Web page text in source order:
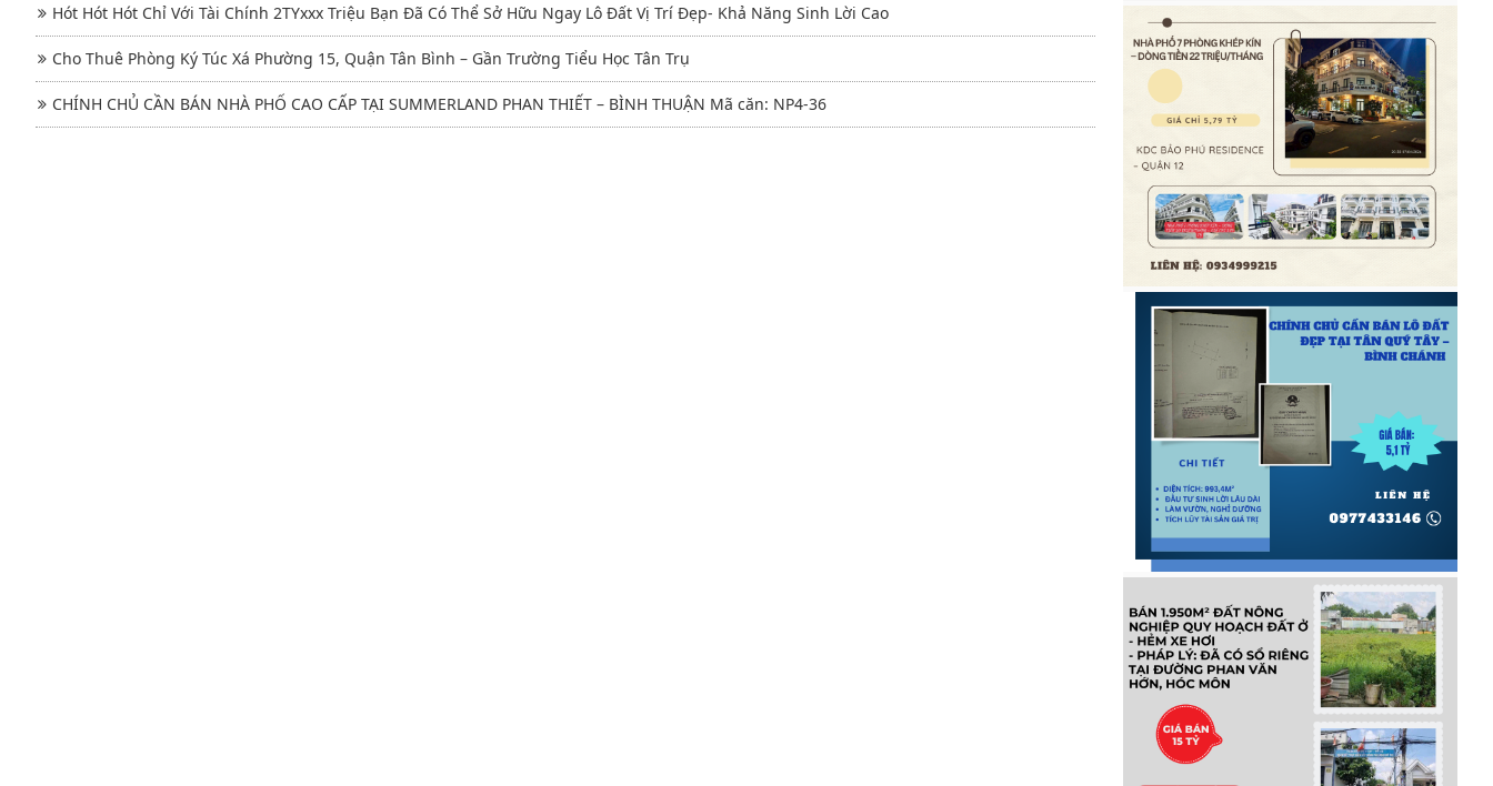
Hót Hót Hót Chỉ Với Tài Chính 2TYxxx Triệu Bạn Đã Có Thể Sở Hữu Ngay Lô Đất Vị Trí Đẹp- Khả Năng Sinh Lời Cao
Cho Thuê Phòng Ký Túc Xá Phường 15, Quận Tân Bình – Gần Trường Tiểu Học Tân Trụ
CHÍNH CHỦ CẦN BÁN NHÀ PHỐ CAO CẤP TẠI SUMMERLAND PHAN THIẾT – BÌNH THUẬN Mã căn: NP4-36